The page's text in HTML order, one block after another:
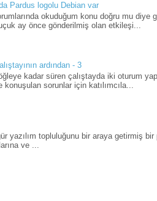
Pardus logolu Debian var
okuduğum konu doğru mu diye
ay önce gönderilmiş olan etkileşi...
ardından - 3
kadar süren çalıştayda iki oturum
sorunlar için katılımcıla...
yazılım topluluğunu bir araya getirmiş bir
ve ...